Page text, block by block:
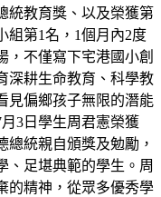
統教育獎、以及榮獲第
組第1名，1個月內2度
，不僅寫下宅港國小創
深耕生命教育、科學教
見偏鄉孩子無限的潛能
3日學生周君憲榮獲
總統親自頒獎及勉勵，
、足堪典範的學生。周
的精神，從眾多優秀學